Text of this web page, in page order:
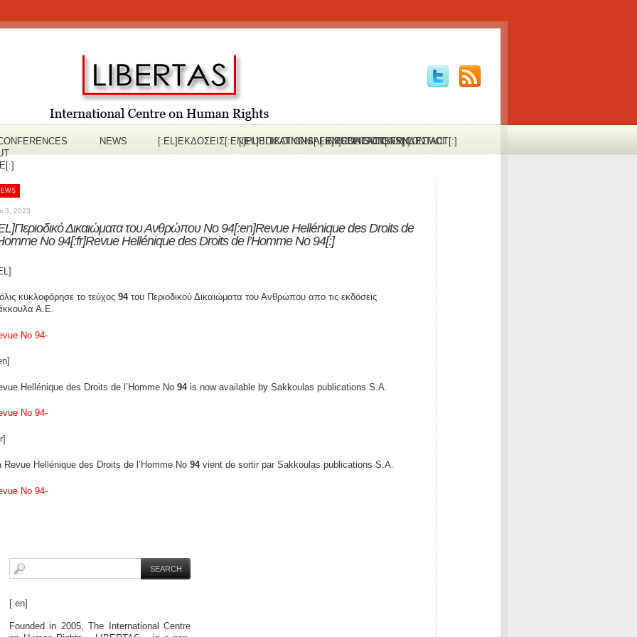
NEWS [:EL]ΕΚΔOΣΕΙΣ[:EN]PUBLICATIONS[:FR]PUBLICATIONS[:]
[:EL]ΕΠΙΚΟΙΝΩΝΙΑ[:EN]CONTACT[:FR]CONTACT[:]
LINKSLIAISONSΣΥΝΔΕΣΜΟΙ
3, 2023
Δικαιώματα του Ανθρώπου Νο 94[:en]Revue Hellénique des Droits de
No 94[:fr]Revue Hellénique des Droits de l’Homme No 94[:]
κυκλοφόρησε το τεύχος 94του Περιοδικού Δικαιώματα του Ανθρώπου απο τις εκδόσεις
Α.Ε.
Νο 94-
Hellénique des Droits de l’Homme Νο 94is now available by Sakkoulas publications S.A.
Νο 94-
Revue Hellénique des Droits de l’Homme No 94vient de sortir par Sakkoulas publications S.A.
Νο 94-
[:en]
Founded in 2005, The International Centre